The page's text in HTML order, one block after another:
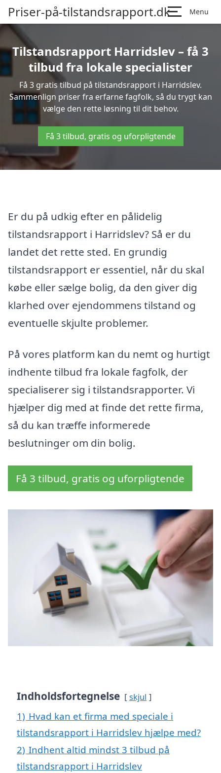
Priser-på-tilstandsrapport.dk Menu
Tilstandsrapport Harridslev – få 3
tilbud fra lokale specialister
Få 3 gratis tilbud på tilstandsrapport i Harridslev.
Sammenlign priser fra erfarne fagfolk, så du trygt kan
vælge den rette løsning til dit behov.
Få 3 tilbud, gratis og uforpligtende
Er du på udkig efter en pålidelig
tilstandsrapport i Harridslev? Så er du
landet det rette sted. En grundig
tilstandsrapport er essentiel, når du skal
købe eller sælge bolig, da den giver dig
klarhed over ejendommens tilstand og
eventuelle skjulte problemer.
På vores platform kan du nemt og hurtigt
indhente tilbud fra lokale fagfolk, der
specialiserer sig i tilstandsrapporter. Vi
hjælper dig med at finde det rette firma,
så du kan træffe informerede
beslutninger om din bolig.
Få 3 tilbud, gratis og uforpligtende
Indholdsfortegnelse skjul
1) Hvad kan et firma med speciale i
tilstandsrapport i Harridslev hjælpe med?
2) Indhent altid mindst 3 tilbud på
tilstandsrapport i Harridslev